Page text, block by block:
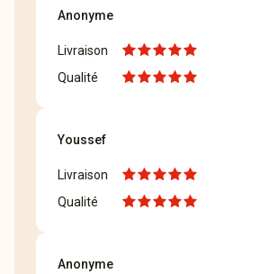
Anonyme
Livraison
Qualité
Youssef
Livraison
Qualité
Anonyme